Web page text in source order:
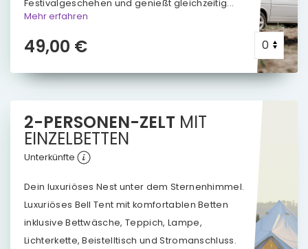
Festivalgeschehen und genießt gleichzeitig...
Mehr erfahren
49,00 €
2-PERSONEN-ZELT MIT
EINZELBETTEN
Unterkünfte
Dein luxuriöses Nest unter dem Sternenhimmel.
Luxuriöses Bell Tent mit komfortablen Betten
inklusive Bettwäsche, Teppich, Lampe,
Lichterkette, Beistelltisch und Stromanschluss.